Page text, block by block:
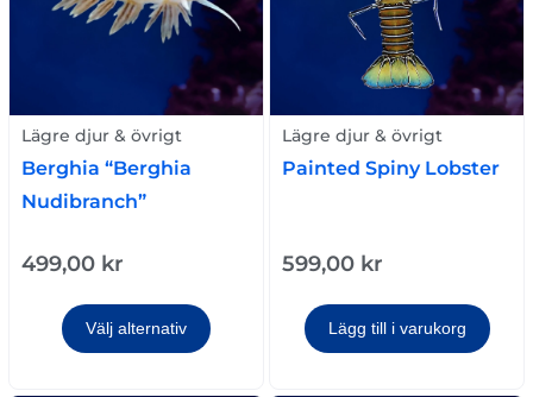
Berghia “Berghia
Nudibranch”
499,00 kr
Välj alternativ
Lägre djur & övrigt
Painted Spiny Lobster
599,00 kr
Lägg till i varukorg
Lägre djur & övrigt